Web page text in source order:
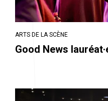
ARTS DE LA SCÈNE
Good News